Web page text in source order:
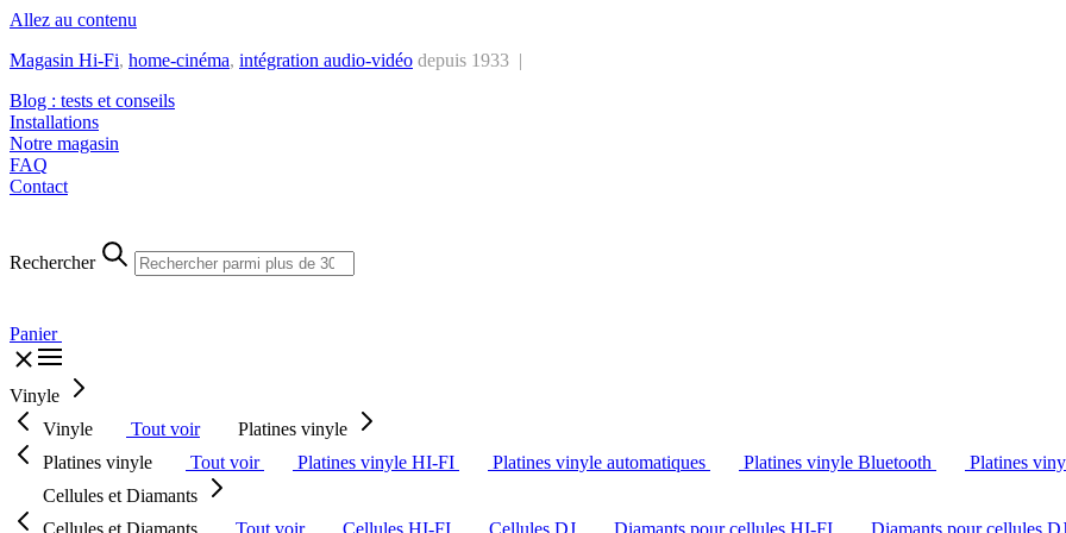
Allez au contenu
Magasin Hi-Fi, home-cinéma, intégration audio-vidéo depuis 1933 |
Blog : tests et conseils
Installations
Notre magasin
FAQ
Contact
Rechercher
Panier
Vinyle
Vinyle
Tout voir
Platines vinyle
Platines vinyle
Tout voir Platines vinyle HI-FI Platines vinyle automatiques Platines vinyle Bluetooth
Platines
Cellules et Diamants
Cellules et Diamants
Tout voir Cellules HI-FI Cellules DJ Diamants pour cellules HI-FI
Diamants pour cellules